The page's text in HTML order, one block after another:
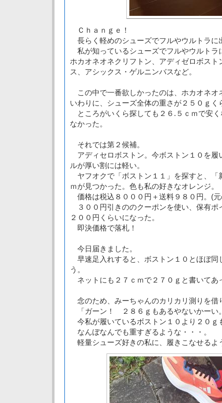
Ｃｈａｎｇｅ！
長らく軽めのシューズでフルやウルトラに
私が知っているシューズでフルやウルトラ
ホカオネオネクリフトン、アディゼロボスト
ス、アシックス・ゲルニンバスなど。
この中で一番欲しかったのは、ホカオネオ
いわりに、シューズ全体の重さが２５０ｇく
ところがいくら探しても２６.５ｃｍで安
なかった。
それでは第２候補。
アディセロボストン。今ボストン１０を履
ルが厚い割には軽い。
ヤフオクで「ボストン１１」を探すと、「
ｍが見つかった。色も私の好きなオレンジ。
価格は税込８０００円＋送料９８０円。(
３００円引きののクーポンを使い、保有ポ
２００円くらいになった。
即決価格で落札！
今日届きました。
早速足入れすると、ボストン１０とほぼ同
う。
ネットにも２７ｃｍで２７０ｇと書いてあ
念のため、みーちゃんのカリカリ測りを借
「ガーン！ ２８６ｇもあるやないかーい
今私が履いているボストン１０より２０ｇ
なんぼなんでも重すぎるような・・・。
軽量シューズ好きの私に、履きこなせるよ